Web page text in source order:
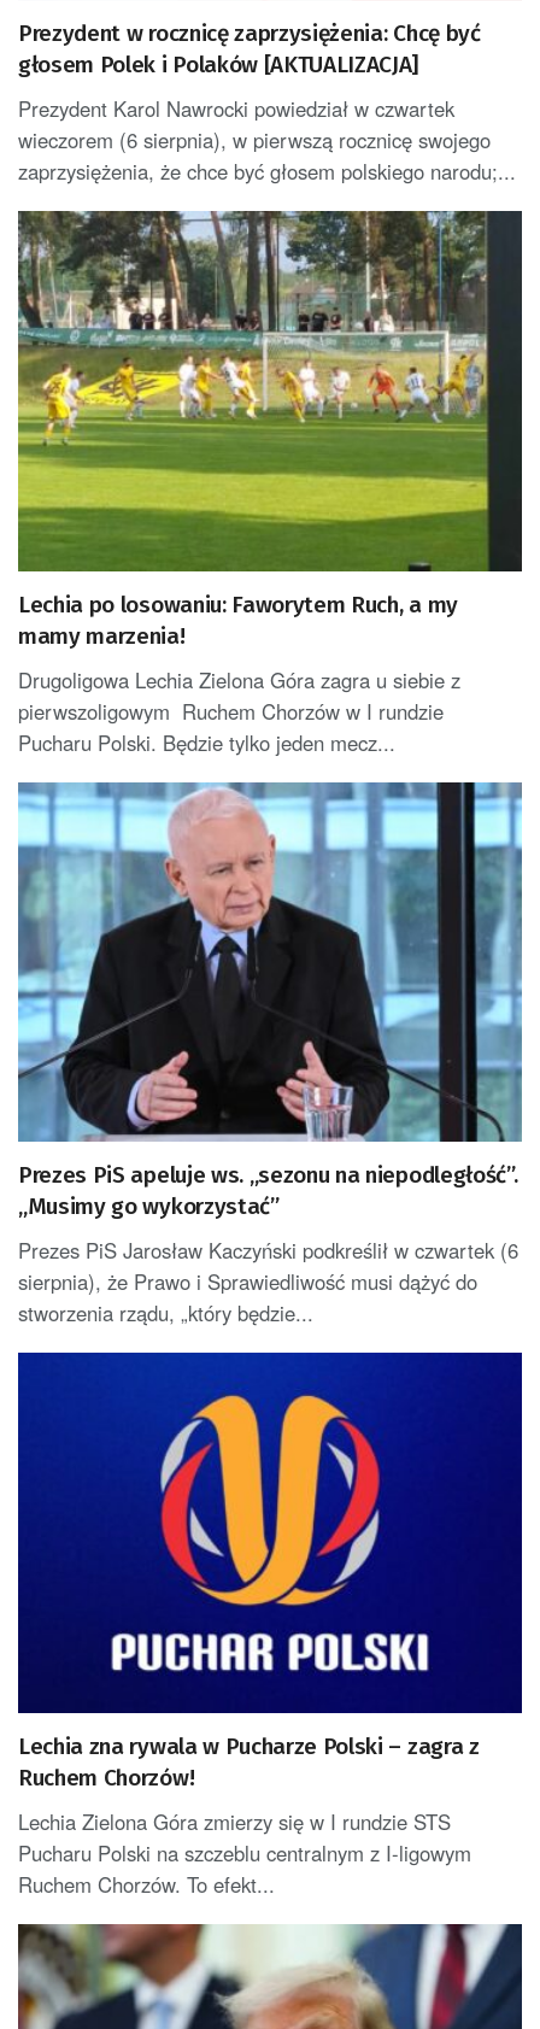
Prezydent w rocznicę zaprzysiężenia: Chcę być
głosem Polek i Polaków [AKTUALIZACJA]
Prezydent Karol Nawrocki powiedział w czwartek
wieczorem (6 sierpnia), w pierwszą rocznicę swojego
zaprzysiężenia, że chce być głosem polskiego narodu;...
Lechia po losowaniu: Faworytem Ruch, a my
mamy marzenia!
Drugoligowa Lechia Zielona Góra zagra u siebie z
pierwszoligowym Ruchem Chorzów w I rundzie
Pucharu Polski. Będzie tylko jeden mecz...
Prezes PiS apeluje ws. „sezonu na niepodległość”.
„Musimy go wykorzystać”
Prezes PiS Jarosław Kaczyński podkreślił w czwartek (6
sierpnia), że Prawo i Sprawiedliwość musi dążyć do
stworzenia rządu, „który będzie...
Lechia zna rywala w Pucharze Polski – zagra z
Ruchem Chorzów!
Lechia Zielona Góra zmierzy się w I rundzie STS
Pucharu Polski na szczeblu centralnym z I-ligowym
Ruchem Chorzów. To efekt...